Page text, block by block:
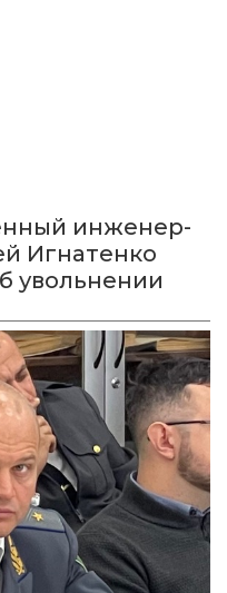
инженер-
Игнатенко
увольнении